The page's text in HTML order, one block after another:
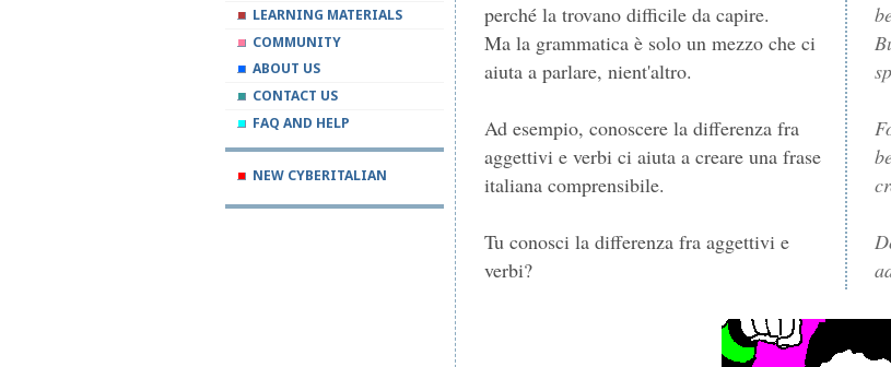
perché la trovano difficile da capire.
Ma la grammatica è solo un mezzo che ci
aiuta a parlare, nient'altro.
Ad esempio, conoscere la differenza fra
aggettivi e verbi ci aiuta a creare una frase
italiana comprensibile.
Tu conosci la differenza fra aggettivi e
verbi?
LEARNING MATERIALS
COMMUNITY
ABOUT US
CONTACT US
FAQ AND HELP
NEW CYBERITALIAN